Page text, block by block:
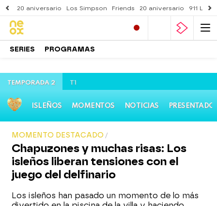
20 aniversario Los Simpson Friends 20 aniversario 911
SERIES PROGRAMAS
TEMPORADA 2 T1
ISLEÑOS MOMENTOS NOTICIAS
MOMENTO DESTACADO
Chapuzones y muchas risas: Los
isleños liberan tensiones con el
juego del delfinario
Los isleños han pasado un momento de lo más